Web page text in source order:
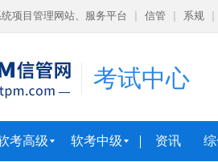
项目管理网站、服务平台 信管 系规
考试中心
考高级 软考中级 资讯